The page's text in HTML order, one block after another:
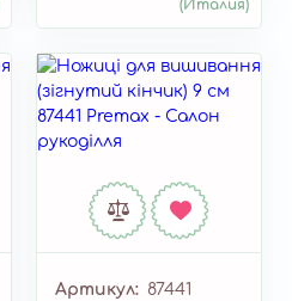
(Италия)
Артикул 87441